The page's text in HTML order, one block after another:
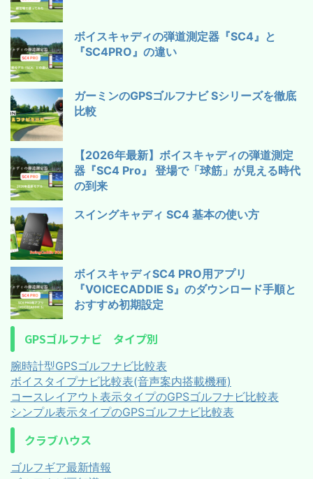
ボイスキャディの弾道測定器『SC4』と
『SC4PRO』の違い
ガーミンのGPSゴルフナビ Sシリーズを徹底
比較
【2026年最新】ボイスキャディの弾道測定
器『SC4 Pro』 登場で「球筋」が見える時代
の到来
スイングキャディ SC4 基本の使い方
ボイスキャディSC4 PRO用アプリ
『VOICECADDIE S』のダウンロード手順と
おすすめ初期設定
GPSゴルフナビ タイプ別
腕時計型GPSゴルフナビ比較表
ボイスタイプナビ比較表(音声案内搭載機種)
コースレイアウト表示タイプのGPSゴルフナビ比較表
シンプル表示タイプのGPSゴルフナビ比較表
クラブハウス
ゴルフギア最新情報